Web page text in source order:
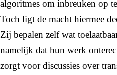
algoritmes om inbreuken op
Toch ligt de macht hiermee
Zij bepalen zelf wat
namelijk dat hun werk
zorgt voor discussies over